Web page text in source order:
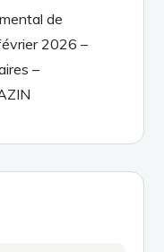
de
2026 –
–